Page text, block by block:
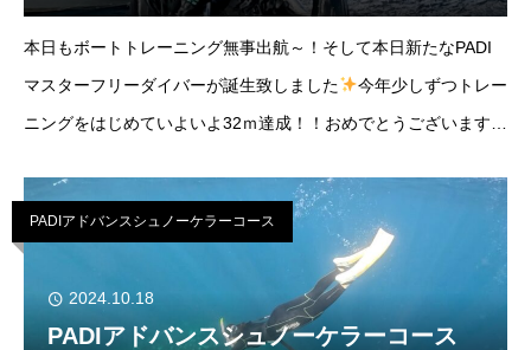
本日もボートトレーニング無事出航～！そして本日新たなPADI
マスターフリーダイバーが誕生致しました
今年少しずつトレー
ニングをはじめていよいよ32ｍ達成！！おめでとうございます
(temp)29℃
PADIアドバンスシュノーケラーコース
2024.10.18
PADIアドバンスシュノーケラーコース